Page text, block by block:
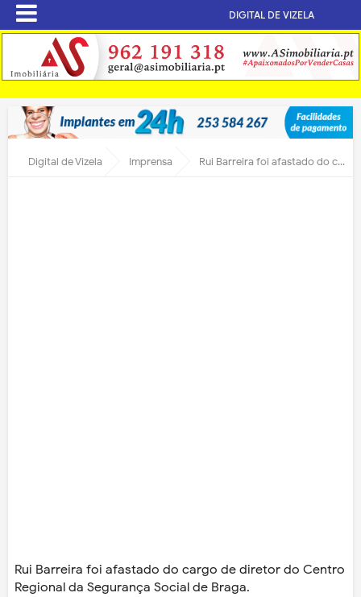
DIGITAL DE VIZELA
Digital de Vizela Imprensa Rui Barreira foi afastado do cargo de diretor do Centro Regional da Segurança Social de Braga.
Rui Barreira foi afastado do cargo de diretor do Centro
Regional da Segurança Social de Braga.